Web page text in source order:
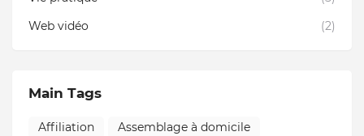
Web vidéo
(2)
Main Tags
Affiliation
Assemblage à domicile